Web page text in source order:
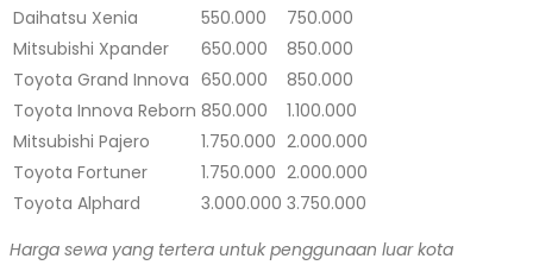
Daihatsu Xenia
550.000
750.000
Mitsubishi Xpander
650.000
850.000
Toyota Grand Innova 650.000
850.000
Toyota Innova Reborn 850.000
1.100.000
Mitsubishi Pajero
1.750.000 2.000.000
Toyota Fortuner
1.750.000 2.000.000
Toyota Alphard
3.000.000 3.750.000
Harga sewa yang tertera untuk penggunaan luar kota